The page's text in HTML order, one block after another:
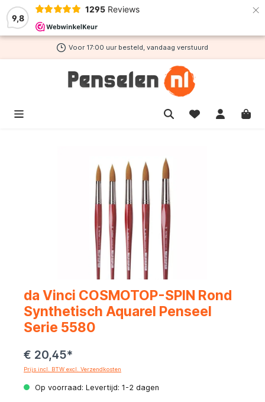
9,8
1295 Reviews ×
hoofdinhoud
Voor 17:00 uur besteld, vandaag verstuurd
da Vinci COSMOTOP-SPIN Rond
Synthetisch Aquarel Penseel
Serie 5580
€ 20,45*
Prijs incl. BTW excl. Verzendkosten
Op voorraad: Levertijd: 1-2 dagen